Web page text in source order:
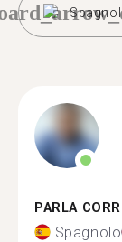
PARLA
Spagnolo